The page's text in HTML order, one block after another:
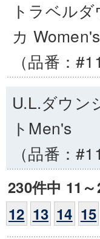
トラベル
カ Women's
（品番：
U.L.ダウン
トMen's
（品番：
230件中 11
12 13 14 15